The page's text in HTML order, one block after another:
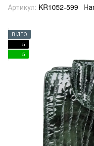
Артикул: KR1052-599
ВІДЕО
5
5